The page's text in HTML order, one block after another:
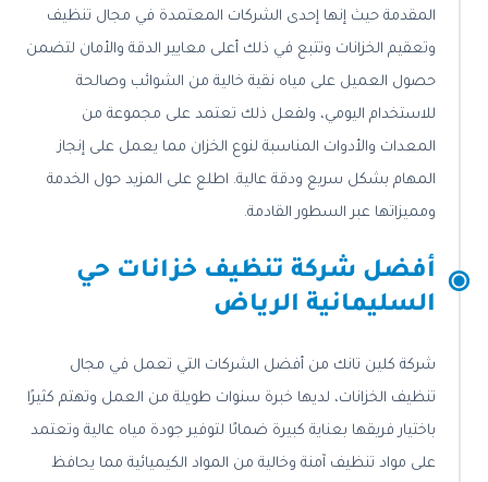
المقدمة حيث إنها إحدى الشركات المعتمدة في مجال تنظيف
وتعقيم الخزانات وتتبع في ذلك أعلى معايير الدقة والأمان لتضمن
حصول العميل على مياه نقية خالية من الشوائب وصالحة
للاستخدام اليومي، ولفعل ذلك تعتمد على مجموعة من
المعدات والأدوات المناسبة لنوع الخزان مما يعمل على إنجاز
المهام بشكل سريع ودقة عالية. اطلع على المزيد حول الخدمة
ومميزاتها عبر السطور القادمة.
أفضل شركة تنظيف خزانات حي
السليمانية الرياض
شركة كلين تانك من أفضل الشركات التي تعمل في مجال
تنظيف الخزانات، لديها خبرة سنوات طويلة من العمل وتهتم كثيرًا
باختيار فريقها بعناية كبيرة ضمانًا لتوفير جودة مياه عالية وتعتمد
على مواد تنظيف آمنة وخالية من المواد الكيميائية مما يحافظ